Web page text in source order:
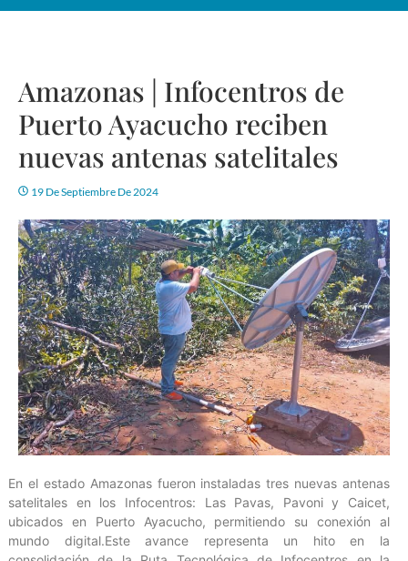
Amazonas | Infocentros de
Puerto Ayacucho reciben
nuevas antenas satelitales
19 De Septiembre De 2024
En el estado Amazonas fueron instaladas tres nuevas antenas
satelitales en los Infocentros: Las Pavas, Pavoni y Caicet,
ubicados en Puerto Ayacucho, permitiendo su conexión al
mundo digital.Este avance representa un hito en la